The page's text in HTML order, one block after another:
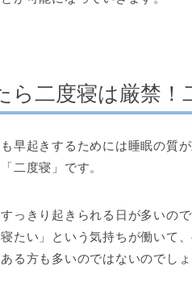
ら二度寝は厳禁！
早起きするためには睡眠の質
二度寝」です。
っきり起きられる日が多いの
たい」という気持ちが働いて
る方も多いのではないのでしょ